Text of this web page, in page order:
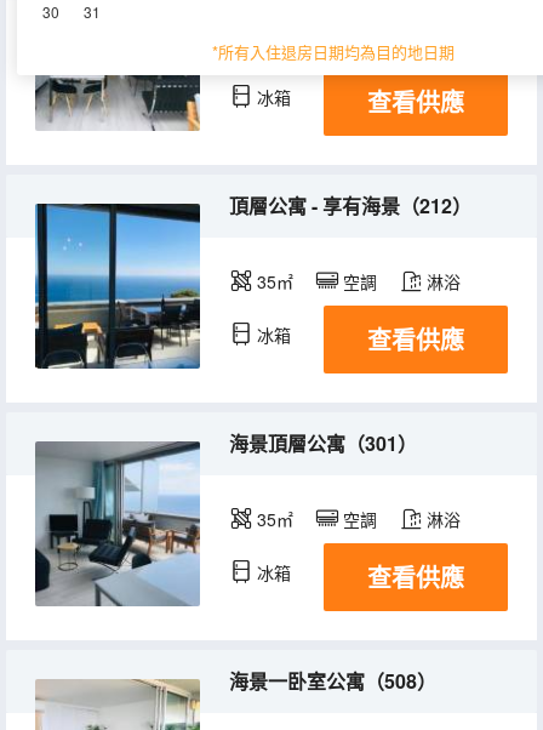
30 31
*所有入住退房日期均為目的地日期
30㎡ 空調 淋浴
冰箱 查看供應
頂層公寓 - 享有海景（212）
35㎡ 空調 淋浴
冰箱 查看供應
海景頂層公寓（301）
35㎡ 空調 淋浴
冰箱 查看供應
海景一卧室公寓（508）